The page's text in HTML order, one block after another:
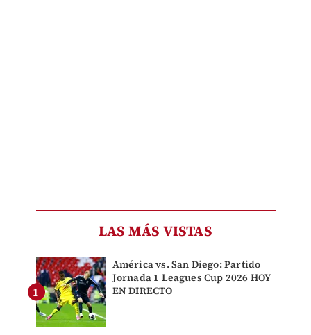
LAS MÁS VISTAS
América vs. San Diego: Partido
Jornada 1 Leagues Cup 2026 HOY
EN DIRECTO